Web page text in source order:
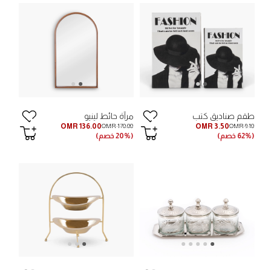
طقم صناديق كتب
OMR 3.50OMR 9.10
(62% خصم)
مرآة حائط لينيو
OMR 136.00OMR 170.00
(20% خصم)